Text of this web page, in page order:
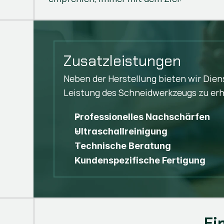
Zusatzleistungen
Neben der Herstellung bieten wir
Leistung des Schneidwerkzeugs zu
Professionelles Nachschärfen
Ultraschallreinigung
Technische Beratung
Kundenspezifische Fertigung